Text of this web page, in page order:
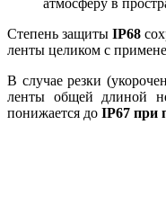
Степень защиты IP68
ленты целиком с
В случае резки
ленты общей длиной
понижается до IP67 при